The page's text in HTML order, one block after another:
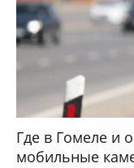
Где в Гомеле и
мобильные